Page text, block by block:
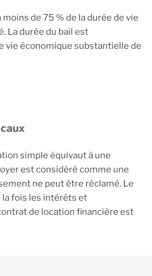
moins de 75 % de la durée de vie
La durée du bail est
vie économique substantielle de
simple équivaut à une
est considéré comme une
ne peut être réclamé. Le
la fois les intérêts et
de location financière est